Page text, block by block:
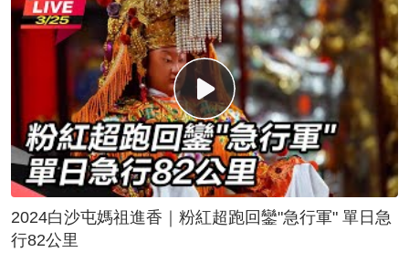
2024白沙屯媽祖進香｜粉紅超跑回鑾"急行軍" 單日急
行82公里